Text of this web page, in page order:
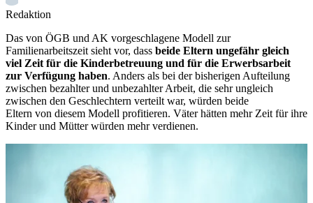
Redaktion
Das von ÖGB und AK vorgeschlagene Modell zur
Familienarbeitszeit sieht vor, dass beide Eltern ungefähr gleich
viel Zeit für die Kinderbetreuung und für die Erwerbsarbeit
zur Verfügung haben. Anders als bei der bisherigen Aufteilung
zwischen bezahlter und unbezahlter Arbeit, die sehr ungleich
zwischen den Geschlechtern verteilt war, würden beide
Eltern von diesem Modell profitieren. Väter hätten mehr Zeit für ihre
Kinder und Mütter würden mehr verdienen.